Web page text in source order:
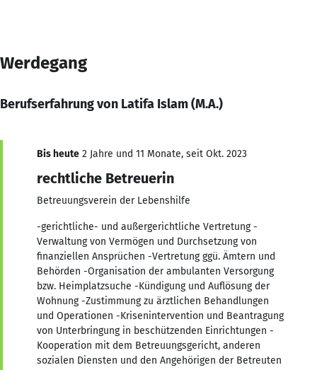
Werdegang
Berufserfahrung von Latifa Islam (M.A.)
Bis heute 2 Jahre und 11 Monate, seit Okt. 2023
rechtliche Betreuerin
Betreuungsverein der Lebenshilfe
-gerichtliche- und außergerichtliche Vertretung -
Verwaltung von Vermögen und Durchsetzung von
finanziellen Ansprüchen -Vertretung ggü. Ämtern und
Behörden -Organisation der ambulanten Versorgung
bzw. Heimplatzsuche -Kündigung und Auflösung der
Wohnung -Zustimmung zu ärztlichen Behandlungen
und Operationen -Krisenintervention und Beantragung
von Unterbringung in beschützenden Einrichtungen -
Kooperation mit dem Betreuungsgericht, anderen
sozialen Diensten und den Angehörigen der Betreuten